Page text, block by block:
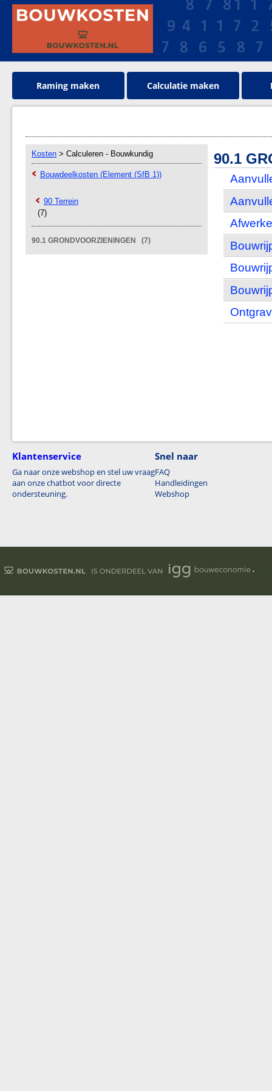
Raming maken Calculatie maken
Kosten > Calculeren - Bouwkundig
Bouwdeelkosten (Element (SfB 1))
90 Terrein
(7)
90.1 GRONDVOORZIENINGEN (7)
90.1
Klantenservice
Ga naar onze webshop en stel uw vraag
aan onze chatbot voor directe
ondersteuning.
Snel naar
FAQ
Handleidingen
Webshop